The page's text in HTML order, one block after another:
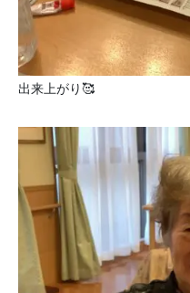
出来上がり🥰